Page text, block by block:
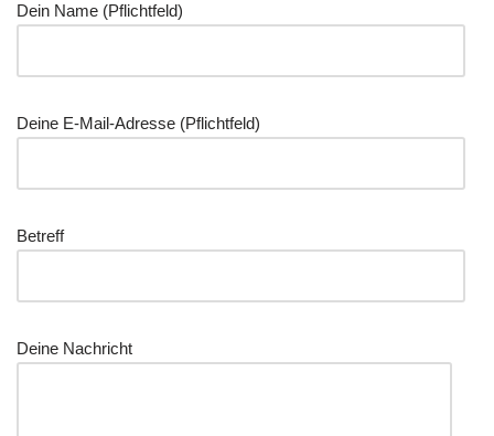
Dein Name (Pflicht­feld)
Dei­ne E‑Mail-Adres­se (Pflicht­feld)
Betreff
Dei­ne Nachricht